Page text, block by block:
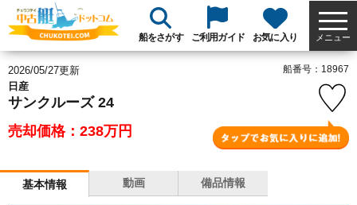
船をさがす ご利用ガイド お気に入り メニュー
2026/05/27更新
日産
サンクルーズ 24
売却価格：238万円
船番号：18967
基本情報 動画 備品情報